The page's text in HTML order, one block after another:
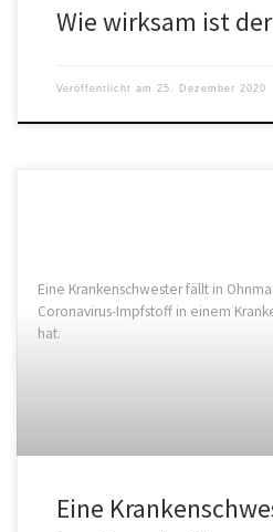
Wie wirksam ist
Veröffentlicht am 25. Dezember 2020
Eine Krankenschwester fällt in
Coronavirus-Impfstoff in einem
hat.
Eine